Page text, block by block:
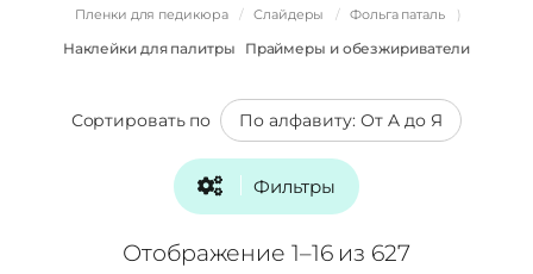
Пленки для педикюра Слайдеры Фольга паталь
Наклейки для палитры Праймеры и обезжириватели
Сортировать по
Фильтры
Отображение 1–16 из 627